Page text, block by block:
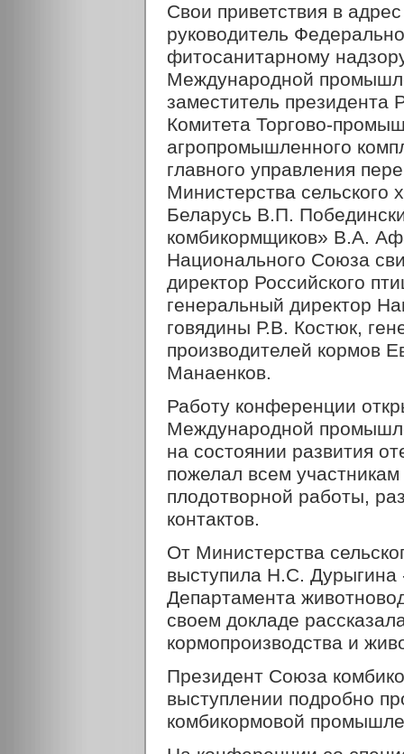
Свои приветствия в
руководитель
фитосанитарному
Международной
заместитель
Комитета Торгово-
агропромышленного
главного управления
Министерства сельского
Беларусь В.П.
комбикормщиков» В.А.
Национального Союза
директор Российского
генеральный директор
говядины Р.В. Костюк,
производителей кормов
Манаенков.
Работу конференции
Международной
на состоянии развития
пожелал всем
плодотворной работы,
контактов.
От Министерства
выступила Н.С. Дурыгина
Департамента
своем докладе
кормопроизводства и
Президент Союза
выступлении подробно
комбикормовой